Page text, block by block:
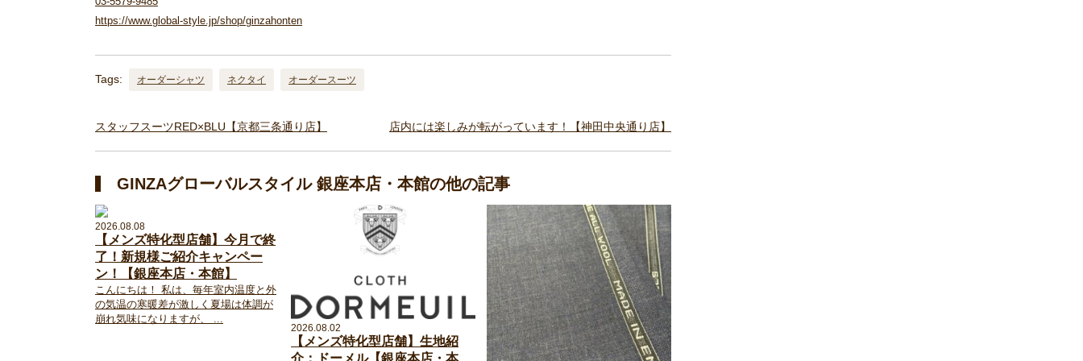
https://www.global-style.jp/shop/ginzahonten
Tags: オーダーシャツ ネクタイ オーダースーツ
スタッフスーツRED×BLU【京都三条通り店】 店内には楽しみが転がっています！【神田中央通り店】
GINZAグローバルスタイル 銀座本店・本館の他の記事
2026.08.08
【メンズ特化型店舗】今月で終
了！新規様ご紹介キャンペー
ン！【銀座本店・本館】
こんにちは！ 私は、毎年室内温度と外
の気温の寒暖差が激しく夏場は体調が
崩れ気味になりますが、 ...
2026.08.02
【メンズ特化型店舗】生地紹
介：ドーメル【銀座本店・本